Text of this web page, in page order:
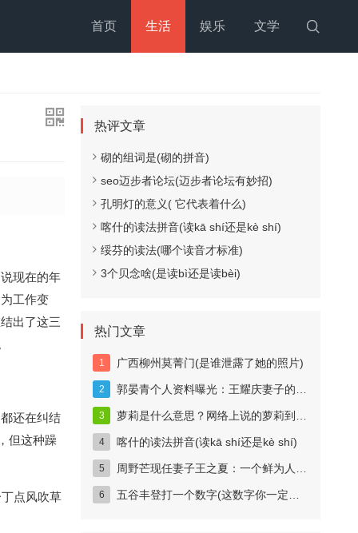

首页 生活 娱乐 文学
现在的年
工作变
出了这三
还在纠结
但这种躁
点风吹草
热评文章
砌的组词是(砌的拼音)
seo迈步者论坛(迈步者论坛有妙招)
孔明灯的意义( 它代表着什么)
喀什的读法拼音(读kā shí还是kè shí)
绥芬的读法(哪个读音才标准)
3个贝念啥(是读bì还是读bèi)
热门文章
广西柳州莫菁门(是谁泄露了她的照片)
郭晏青个人资料曝光：王耀庆妻子的科技女神身份揭秘
萝莉是什么意思？网络上说的萝莉到底指什么？
喀什的读法拼音(读kā shí还是kè shí)
周野芒现任妻子王之夏：一个鲜为人知的妻子
五谷丰登打一个数字(这数字你一定猜得到)